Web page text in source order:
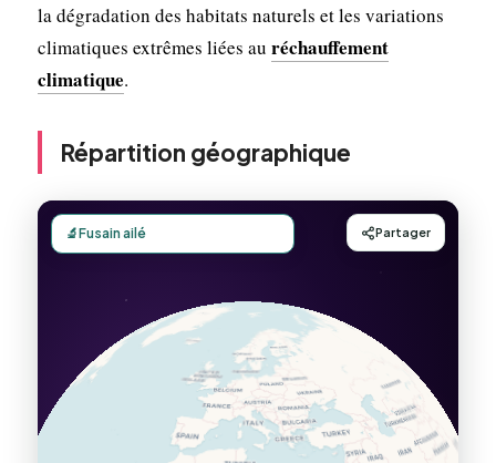
la dégradation des habitats naturels et les variations
climatiques extrêmes liées au réchauffement
climatique.
Répartition géographique